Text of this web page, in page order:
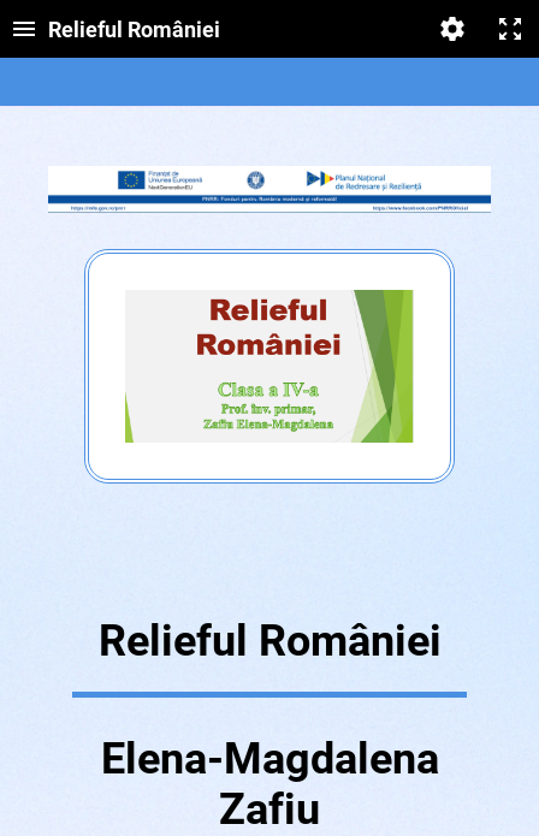
Relieful României
Relieful României
Elena-Magdalena
Zafiu